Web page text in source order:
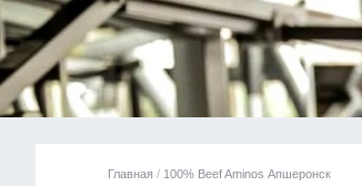
Главная / 100% Beef Aminos Апшеронск